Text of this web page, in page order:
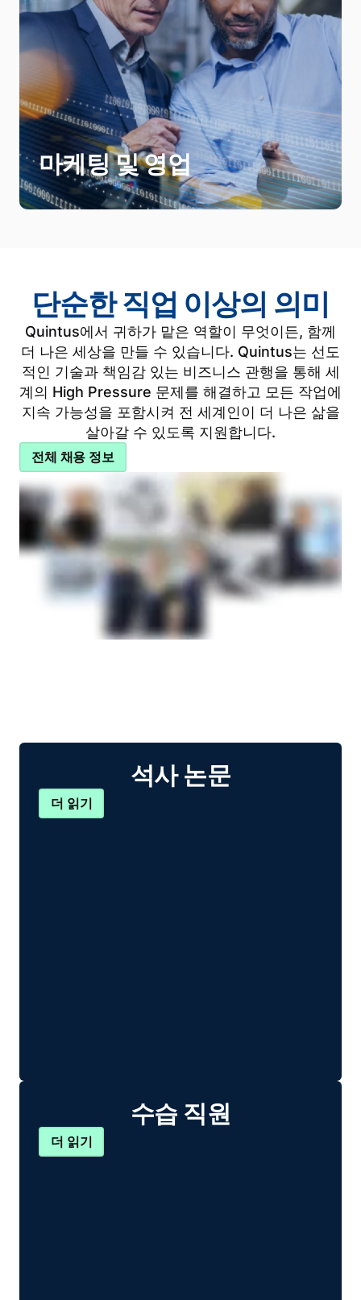
마케팅 및 영업
Quintus 영업팀은 전 세계 고객이 효율
성, 신뢰성, 생산성을 개선할 수 있도록 지
원하는 동시에 에너지 배출량 감소를 업
무의 주요 목적으로 삼고 있습니다.
마케팅 및 커뮤니케이션 팀은 비즈니스와
긴밀하게 연계하여 전략적이면서도 일상
적인 커뮤니케이션을 관리합니다.
단순한 직업 이상의 의미
Quintus에서 귀하가 맡은 역할이 무엇이든, 함께
더 나은 세상을 만들 수 있습니다. Quintus는 선도
적인 기술과 책임감 있는 비즈니스 관행을 통해 세
계의 High Pressure 문제를 해결하고 모든 작업에
지속 가능성을 포함시켜 전 세계인이 더 나은 삶을
살아갈 수 있도록 지원합니다.
전체 채용 정보
석사 논문
더 읽기
수습 직원
더 읽기